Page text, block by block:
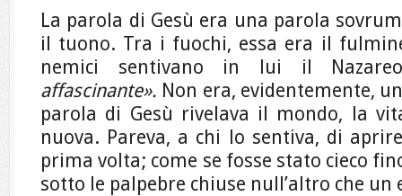
La parola di Gesù era una parola
il tuono. Tra i fuochi, essa era il
nemici sentivano in lui il
affascinante». Non era, evidentemente,
parola di Gesù rivelava il mondo, la
nuova. Pareva, a chi lo sentiva, di
prima volta; come se fosse stato cieco
sotto le palpebre chiuse null’altro che un